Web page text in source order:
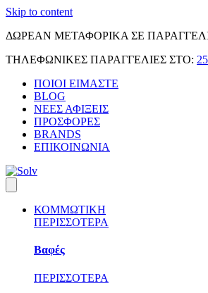
Skip to content
ΔΩΡΕΑΝ ΜΕΤΑΦΟΡΙΚΑ ΣΕ
ΤΗΛΕΦΩΝΙΚΕΣ ΠΑΡΑΓΓΕΛΙΕΣ ΣΤΟ:
ΠΟΙΟΙ ΕΙΜΑΣΤΕ
BLOG
ΝΕΕΣ ΑΦΙΞΕΙΣ
ΠΡΟΣΦΟΡΕΣ
BRANDS
ΕΠΙΚΟΙΝΩΝΙΑ
ΚΟΜΜΩΤΙΚΗ
ΠΕΡΙΣΣΟΤΕΡΑ
Βαφές
ΠΕΡΙΣΣΟΤΕΡΑ